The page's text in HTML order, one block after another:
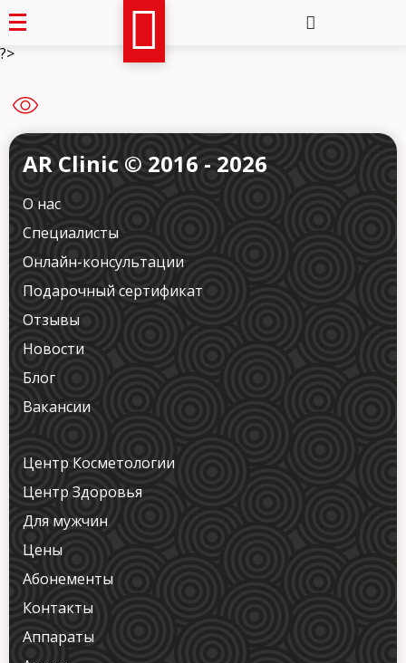
?>
AR Clinic © 2016 - 2026
О нас
Специалисты
Онлайн-консультации
Подарочный сертификат
Отзывы
Новости
Блог
Вакансии
Центр Косметологии
Центр Здоровья
Для мужчин
Цены
Абонементы
Контакты
Аппараты